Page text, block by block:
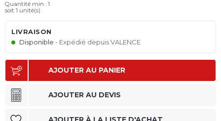
Quantité min : 1
soit 1 unité(s)
LIVRAISON
Disponible
Expédié depuis VALENCE
AJOUTER AU PANIER
AJOUTER AU DEVIS